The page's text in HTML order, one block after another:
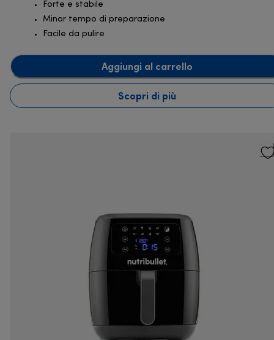
Forte e stabile
Minor tempo di preparazione
Facile da pulire
Aggiungi al carrello
Scopri di più